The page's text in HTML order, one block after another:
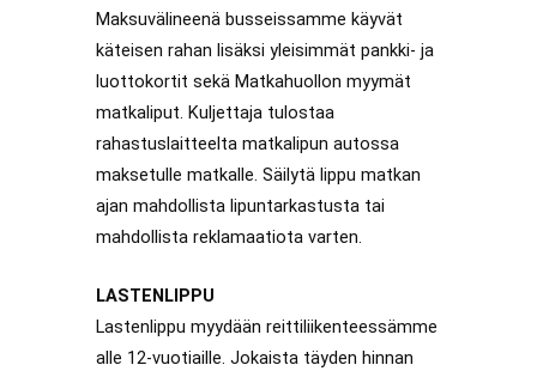
Maksuvälineenä busseissamme käyvät
käteisen rahan lisäksi yleisimmät pankki- ja
luottokortit sekä Matkahuollon myymät
matkaliput. Kuljettaja tulostaa
rahastuslaitteelta matkalipun autossa
maksetulle matkalle. Säilytä lippu matkan
ajan mahdollista lipuntarkastusta tai
mahdollista reklamaatiota varten.
LASTENLIPPU
Lastenlippu myydään reittiliikenteessämme
alle 12-vuotiaille. Jokaista täyden hinnan